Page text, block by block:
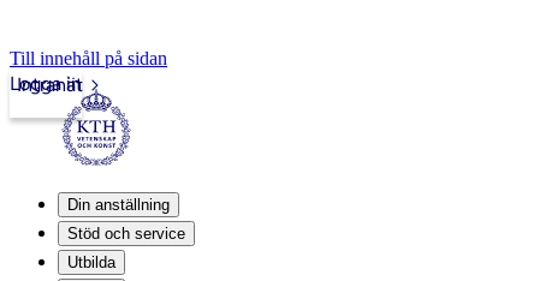
Till innehåll på sidan
Intranät
Logga in
Din anställning
Stöd och service
Utbilda